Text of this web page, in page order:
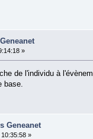
»
de l'individu à
base.
Geneanet
»